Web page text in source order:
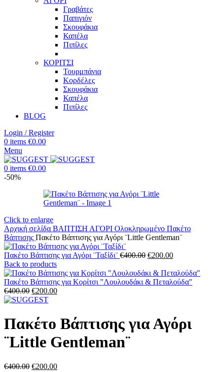
Γραβάτες
Παπιγιόν
Σκουφάκια
Καπέλα
Πιπίλες
ΚΟΡΙΤΣΙ
Τουρμπάνια
Κορδέλες
Σκουφάκια
Καπέλα
Πιπίλες
BLOG
Login / Register
0 items €0.00
Menu
0 items €0.00
-50%
Click to enlarge
Αρχική σελίδα ΒΑΠΤΙΣΗ ΑΓΟΡΙ Ολοκληρωμένο Πακέτο
Βάπτισης Πακέτο Βάπτισης για Αγόρι ¨Little Gentleman¨
Πακέτο Βάπτισης για Αγόρι ¨Ταξίδι¨ €400.00 Original
was:
€400.00.
€200.00Η
τιμή
είναι:
Back to products
Πακέτο Βάπτισης για Κορίτσι "Λουλουδάκι & Πεταλούδα"
€400.00 Original
price
€400.00.
€200.00Η
είναι:
€200.00.
Πακέτο Βάπτισης για Αγόρι
¨Little Gentleman¨
€400.00 Original
€200.00Η